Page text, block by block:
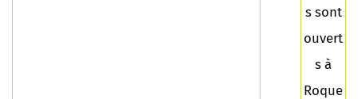
s sont
ouvert
s à
Roque